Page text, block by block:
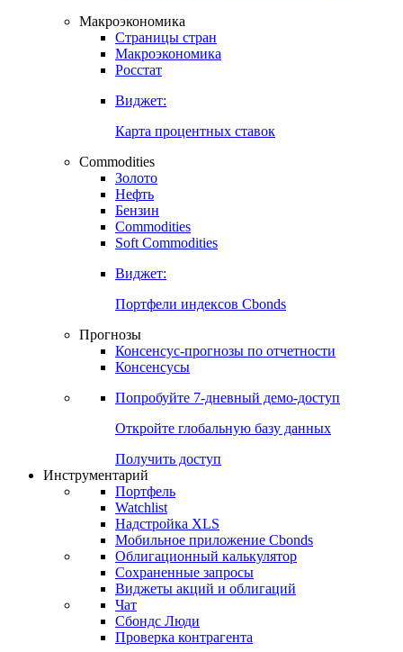
Создать индекс
Возможность создания своего индекса
Страницы стран
Росстат
Виджет:
Карта процентных ставок
Commodities
Золото
Бензин
Soft Commodities
Виджет:
Портфели индексов Cbonds
Прогнозы
Консенсусы
Попробуйте7-дневный
Откройте глобальную базу данных
Получить доступ
Инструментарий
Портфель
Watchlist
Надстройка XLS
Мобильное приложение Cbonds
Облигационный калькулятор
Сохраненные запросы